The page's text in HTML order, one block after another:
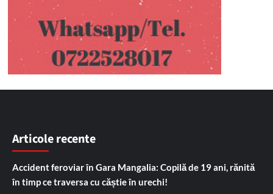
Articole recente
Accident feroviar în Gara Mangalia: Copilă de 19 ani, rănită
în timp ce traversa cu căștie în urechi!